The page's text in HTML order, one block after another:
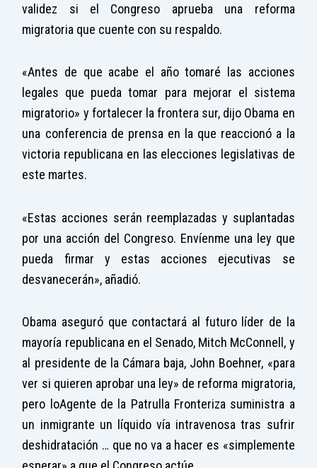
validez si el Congreso aprueba una reforma
migratoria que cuente con su respaldo.
«Antes de que acabe el año tomaré las acciones
legales que pueda tomar para mejorar el sistema
migratorio» y fortalecer la frontera sur, dijo Obama en
una conferencia de prensa en la que reaccionó a la
victoria republicana en las elecciones legislativas de
este martes.
«Estas acciones serán reemplazadas y suplantadas
por una acción del Congreso. Envíenme una ley que
pueda firmar y estas acciones ejecutivas se
desvanecerán», añadió.
Obama aseguró que contactará al futuro líder de la
mayoría republicana en el Senado, Mitch McConnell, y
al presidente de la Cámara baja, John Boehner, «para
ver si quieren aprobar una ley» de reforma migratoria,
pero loAgente de la Patrulla Fronteriza suministra a
un inmigrante un líquido vía intravenosa tras sufrir
deshidratación … que no va a hacer es «simplemente